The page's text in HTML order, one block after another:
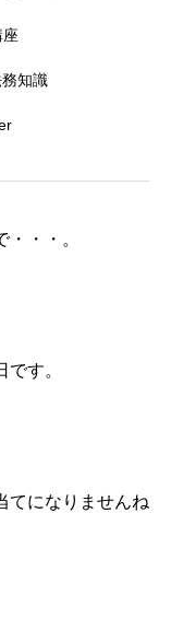
知識
・・。
す。
てになりませんね